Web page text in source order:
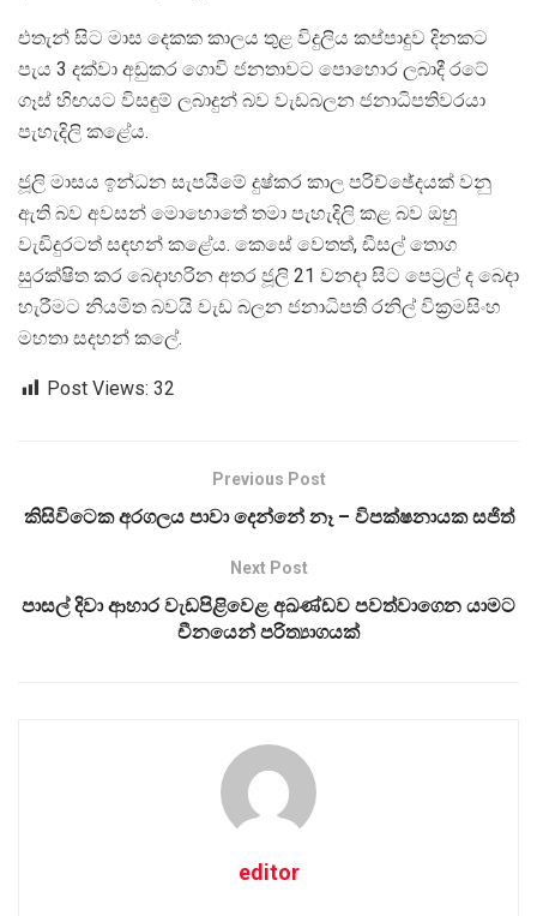
එතැන් සිට මාස දෙකක කාලය තුළ විදුලිය කප්පාදුව දිනකට
පැය 3 දක්වා අඩුකර ගොවි ජනතාවට පොහොර ලබාදී රටේ
ගෑස් හිඟයට විසඳුම් ලබාදුන් බව වැඩබලන ජනාධිපතිවරයා
පැහැදිලි කළේය.
ජූලි මාසය ඉන්ධන සැපයීමේ දුෂ්කර කාල පරිච්ඡේදයක් වනු
ඇති බව අවසන් මොහොතේ තමා පැහැදිලි කළ බව ඔහු
වැඩිදුරටත් සඳහන් කළේය. කෙසේ වෙතත්, ඩීසල් තොග
සුරක්ෂිත කර බෙදාහරින අතර ජූලි 21 වනදා සිට පෙට්‍රල් ද බෙදා
හැරීමට නියමිත බවයි වැඩ බලන ජනාධිපති රනිල් වික්‍රමසිංහ
මහතා සදහන් කලේ.
Post Views: 32
Previous Post
කිසිවිටෙක අරගලය පාවා දෙන්නේ නෑ – විපක්ෂනායක සජිත්
Next Post
පාසල් දිවා ආහාර වැඩපිළිවෙළ අඛණ්ඩව පවත්වාගෙන යාමට
චීනයෙන් පරිත්‍යාගයක්
editor